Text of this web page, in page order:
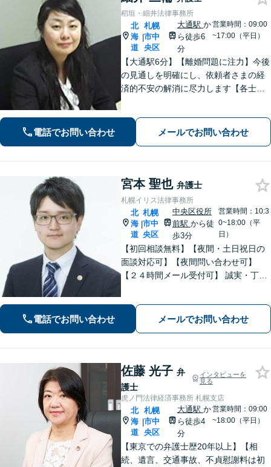
稻垣・細井法律事務所
北
海
道
|
札幌
市中
央区
大通駅 か
ら徒歩6
分
営業時間：09:00
~17:00（平日）
【大通駅6分】【離婚問題に注力】今後
の見通しを明確にし、依頼者さまの経
済的不安の解消に尽力します【各士業
電話でお問い合わせ メールでお問い合わせ
宮本 聖也 弁護士
札幌イリス法律事務所
北
海
道
|
札幌
市中
央区
中央区役所
前駅 から徒
歩3分
営業時間：10:3
0~18:00（平
日）
【初回相談無料】【夜間・土日祝日の
面談対応可】【夜間問い合わせ可】
【２４時間メール受付可】 誠実・丁寧
電話でお問い合わせ メールでお問い合わせ
佐藤 光子 弁
護士
インタビューを
見る
虎ノ門法律経済事務所 札幌支店
北
海
道
|
札幌
市中
央区
大通駅 か
ら徒歩4
分
営業時間：09:00
~18:00（平日）
【東京での弁護士歴20年以上】【相
続、遺言、交通事故、不貞慰謝料は初